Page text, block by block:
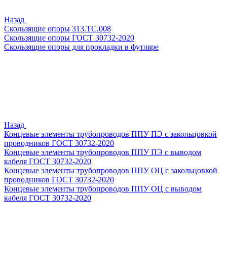
Назад
Скользящие опоры 313.ТС.008
Скользящие опоры ГОСТ 30732-2020
Скользящие опоры для прокладки в футляре
Назад
Концевые элементы трубопроводов ППУ ПЭ с закольцовкой
проводников ГОСТ 30732-2020
Концевые элементы трубопроводов ППУ ПЭ с выводом
кабеля ГОСТ 30732-2020
Концевые элементы трубопроводов ППУ ОЦ с закольцовкой
проводников ГОСТ 30732-2020
Концевые элементы трубопроводов ППУ ОЦ с выводом
кабеля ГОСТ 30732-2020